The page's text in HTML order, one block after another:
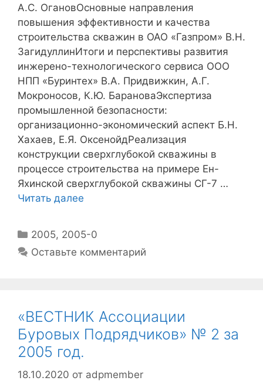
А.С. ОгановОсновные направления
повышения эффективности и качества
строительства скважин в ОАО «Газпром» В.Н.
ЗагидуллинИтоги и перспективы развития
инжерено-технологического сервиса ООО
НПП «Буринтех» В.А. Придвижкин, А.Г.
Мокроносов, К.Ю. БарановаЭкспертиза
промышленной безопасности:
организационно-экономический аспект Б.Н.
Хахаев, Е.Я. ОксенойдРеализация
конструкции сверхглубокой скважины в
процессе строительства на примере Ен-
Яхинской сверхглубокой скважины СГ-7 …
Читать далее
2005, 2005-0
Оставьте комментарий
«ВЕСТНИК Ассоциации
Буровых Подрядчиков» № 2 за
2005 год.
18.10.2020 от adpmember